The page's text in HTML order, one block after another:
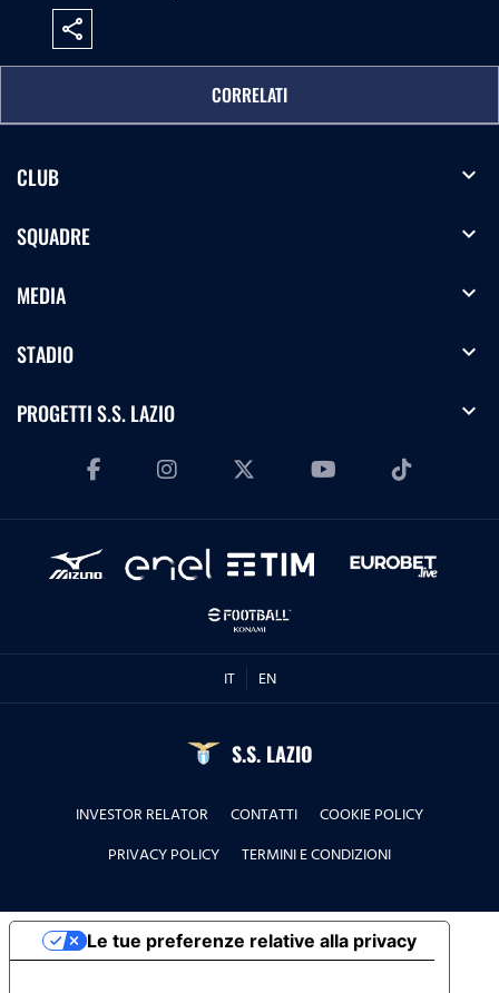
share
CORRELATI
CLUB expand_more
SQUADRE expand_more
MEDIA expand_more
STADIO expand_more
PROGETTI S.S. LAZIO expand_more
IT EN
S.S. LAZIO
INVESTOR RELATOR CONTATTI
COOKIE POLICY
PRIVACY POLICY
TERMINI E CONDIZIONI
Le tue preferenze relative alla privacy